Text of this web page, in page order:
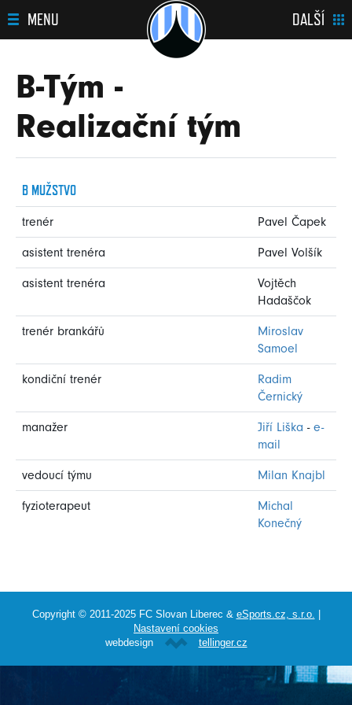
MENU DALŠÍ
B-Tým -
Realizační tým
B MUŽSTVO
trenér Pavel Čapek
asistent trenéra Pavel Volšík
asistent trenéra
Vojtěch
Hadaščok
trenér brankářů
Miroslav
Samoel
kondiční trenér
Radim
Černický
manažer Jiří Liška - e-
mail
vedoucí týmu Milan Knajbl
fyzioterapeut
Michal
Konečný
Copyright © 2011-2025 FC Slovan Liberec & eSports.cz, s.r.o.
Nastavení cookies
webdesign
tellinger.cz